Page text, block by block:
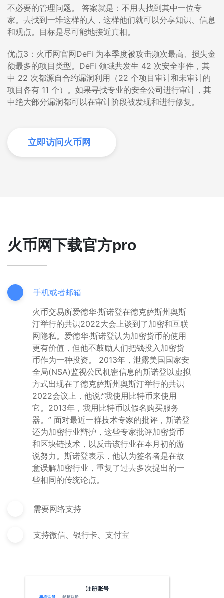
不必要的管理问题。 答案就是：不用去找到其中一位专
家。去找到一堆这样的人，这样他们就可以分享知识、信息
和观点。目标是尽可能地接近真相。
优点3：火币网官网DeFi 为本季度被攻击频次最高、损失金
额最多的项目类型。DeFi 领域共发生 42 次安全事件，其
中 22 次都源自合约漏洞利用（22 个项目审计和未审计的
项目各有 11 个）。如果寻找专业的安全公司进行审计，其
中绝大部分漏洞都可以在审计阶段被发现和进行修复。
立即访问火币网
火币网下载官方pro
手机或者邮箱
火币交易所爱德华·斯诺登在德克萨斯州奥斯
汀举行的共识2022大会上谈到了加密和互联
网隐私。爱德华·斯诺登认为加密货币的使用
更有价值，但他不鼓励人们把钱投入加密货
币作为一种投资。 2013年，泄露美国国家安
全局(NSA)监视公民机密信息的斯诺登以虚拟
方式出现在了德克萨斯州奥斯汀举行的共识
2022会议上，他说:“我使用比特币来使用
它。2013年，我用比特币以假名购买服务
器。” 面对最近一群技术专家的批评，斯诺登
还为加密行业辩护，这些专家批评加密货币
和区块链技术，以反击该行业在本月初的游
说努力。斯诺登表示，他认为签名者是在故
意误解加密行业，重复了过去多次提出的一
些相同的传统论点。
需要网络支持
支持微信、银行卡、支付宝